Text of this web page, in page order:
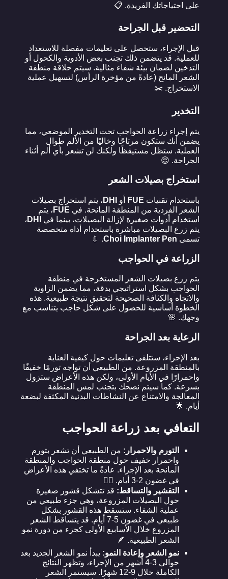
على احتياجاتك الفريدة. 📋
التحضير قبل الجراحة
قبل الإجراء، ستحصل على تعليمات مفصلة للاستعداد
للعملية. قد يتضمن ذلك تجنب بعض الأدوية والكحول أو
التدخين لضمان بيئة شفاء مثالية. سيتم حلاقة منطقة
الشعر المانح (عادةً من مؤخرة الرأس) لتسهيل عملية
الاستخراج. ✂️
التخدير
يتم إجراء زراعة الحواجب تحت التخدير الموضعي، مما
يضمن أنك ستكون مرتاحًا وخاليًا من الألم طوال
العملية. ستظل مستيقظًا ولكنك لن تشعر بأي ألم أثناء
الجراحة. 😌
استخراج بصيلات الشعر
باستخدام تقنيات FUE أو DHI ، يتم استخراج بصيلات
الشعر الفردية من المنطقة المانحة. في FUE ، يتم
استخدام أدوات صغيرة لإزالة البصيلات، بينما في
DHI ،
يتم زرع البصيلات مباشرة باستخدام أداة متخصصة
تسمى Choi Implanter Pen
. 💉
الزراعة في الحواجب
يتم زرع بصيلات الشعر المستخرجة في منطقة
الحواجب بشكل استراتيجي بدقة، مما يضمن الزاوية
والاتجاه والكثافة الصحيحة لتحقيق نتيجة طبيعية. هذه
الخطوة أساسية للحصول على شكل حاجب يتناسب مع
وجهك. 🌸
الرعاية بعد الجراحة
بعد الإجراء، ستتلقى تعليمات حول كيفية العناية
بالمنطقة المزروعة. من الطبيعي أن تواجه تورمًا خفيفًا
واحمرارًا في الأيام الأولى، ولكن هذه الأعراض ستزول
بسرعة. كما سيتم نصحك بتجنب لمس المنطقة
المعالجة والامتناع عن النشاطات البدنية المكثفة لبضعة
أيام. 🌟
التعافي بعد زراعة الحواجب
التورم والاحمرار: من الطبيعي أن تشعر بتورم
واحمرار خفيف حول منطقة الحواجب والمنطقة
المانحة بعد الإجراء. عادةً ما تختفي هذه الأعراض
في غضون 2-3 أيام. 💆‍♀️
التقشير والتساقط: قد تتشكل قشور صغيرة
حول البصيلات المزروعة، وهي جزء طبيعي من
عملية الشفاء. ستسقط هذه القشور بشكل
طبيعي في غضون 5-7 أيام. قد يتساقط الشعر
المزروع خلال الأسابيع الأولى كجزء من دورة نمو
الشعر الطبيعية. 🪶
نمو الشعر وإعادة النمو: يبدأ نمو الشعر الجديد بعد
حوالي 3-4 أشهر من الإجراء، وتظهر النتائج
الكاملة خلال 9-12 شهرًا. سيستمر الشعر